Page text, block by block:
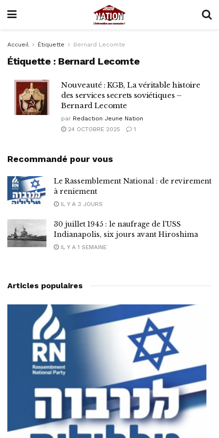
Accueil Étiquette Bernard Lecomte
Étiquette : Bernard Lecomte
Nouveauté : KGB, La véritable histoire
des services secrets soviétiques –
Bernard Lecomte
par Redaction Jeune Nation
24 OCTOBRE 2025
1
Recommandé pour vous
Le Rassemblement National : de revirement
à reniement
IL Y A 3 JOURS
30 juillet 1945 : le naufrage de l’USS
Indianapolis, six jours avant Hiroshima
IL Y A 1 SEMAINE
Articles populaires